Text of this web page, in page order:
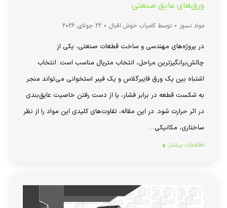
ورق‌های عایق صنعتی
مواد نسوز توسط کامیاب خوش اقبال 22 جولای, 2026
در پروژه‌های مهندسی و ساخت قطعات صنعتی، یکی از
چالش‌برانگیزترین مراحل، انتخاب متریال مناسب است. انتخاب
اشتباه بین یک ورق فایبرگلاس و یک فیبر استخوانی می‌تواند منجر
به شکست قطعه در برابر فشار، یا از دست رفتن خاصیت عایق‌بندی
در اثر حرارت شود. در این مقاله، تفاوت‌های کلیدی این مواد را از نظر
ساختاری، مکانیکی…
اطلاعات بیشتر